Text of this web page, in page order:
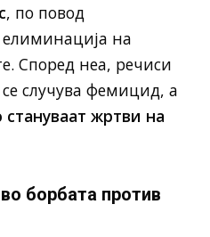
, по повод
на
Според неа, речиси
случува фемицид, а
жртви на
борбата против